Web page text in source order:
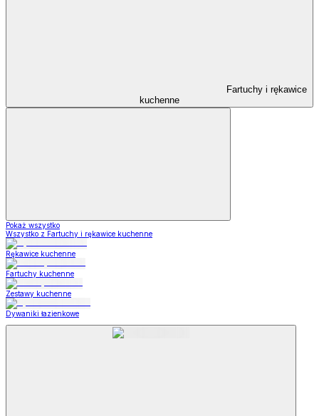
Fartuchy i rękawice
kuchenne
Pokaż wszystko
Wszystko z Fartuchy i rękawice kuchenne
Rękawice kuchenne
Fartuchy kuchenne
Zestawy kuchenne
Dywaniki łazienkowe